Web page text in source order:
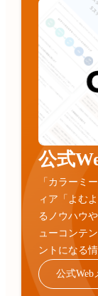
公式
「カラーミ
ィア「よむ
るノウハウ
ューコンテ
ントになる
公式